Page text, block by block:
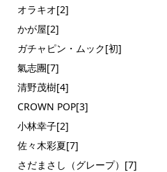
オラキオ[2]
かが屋[2]
ガチャピン・ムック[初]
氣志團[7]
清野茂樹[4]
CROWN POP[3]
小林幸子[2]
佐々木彩夏[7]
さだまさし（グレープ）[7]